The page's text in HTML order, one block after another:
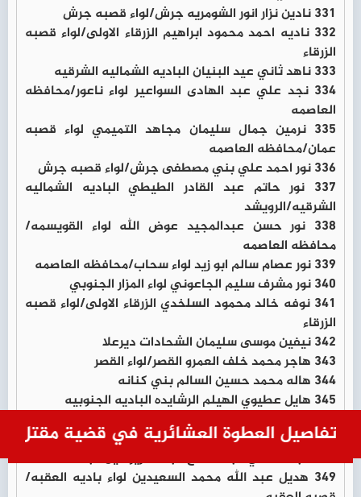
331 نادين نزار انور الشومريه جرش/لواء قصبه جرش
332 ناديه احمد محمود ابراهيم الزرقاء الاولى/لواء قصبه
الزرقاء
333 ناهد ثاني عيد البنيان الباديه الشماليه الشرقيه
334 نجد علي عبد الهادى السواعير لواء ناعور/محافظه
العاصمه
335 نرمين جمال سليمان مجاهد التميمي لواء قصبه
عمان/محافظه العاصمه
336 نور احمد علي بني مصطفى جرش/لواء قصبه جرش
337 نور حاتم عبد القادر الطيطي الباديه الشماليه
الشرقيه/الرويشد
338 نور حسن عبدالمجيد عوض الله لواء القويسمه/
محافظه العاصمه
339 نور عصام سالم ابو زيد لواء سحاب/محافظه العاصمه
340 نور مشرف سليم الجاعوني لواء المزار الجنوبي
341 نوفه خالد محمود السلخدي الزرقاء الاولى/لواء قصبه
الزرقاء
342 نيفين موسى سليمان الشحادات ديرعلا
343 هاجر محمد خلف العمرو القصر/لواء القصر
344 هاله محمد حسين السالم بني كنانه
345 هايل عطيوي الهيلم الرشايده الباديه الجنوبيه
347 هبه احمد مصطفى ابو شريخ الرصيفه
348 هبه حسني عبد الفتاح عبد العزيز عين الباشا
349 هديل عبد الله محمد السعيدين لواء باديه العقبه/
العطوة العشائرية في قضية مقتل ماجدة